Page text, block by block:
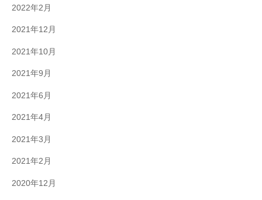
2022年2月
2021年12月
2021年10月
2021年9月
2021年6月
2021年4月
2021年3月
2021年2月
2020年12月